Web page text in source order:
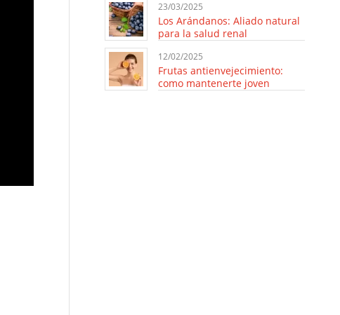
23/03/2025
Los Arándanos: Aliado natural
para la salud renal
12/02/2025
Frutas antienvejecimiento:
como mantenerte joven